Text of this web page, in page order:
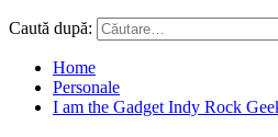
Caută după:
Home
Personale
I am the Gadget Indy Rock